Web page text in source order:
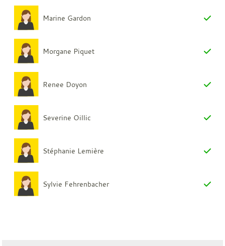
Marine Gardon
Morgane Piquet
Renee Doyon
Severine Oillic
Stéphanie Lemière
Sylvie Fehrenbacher